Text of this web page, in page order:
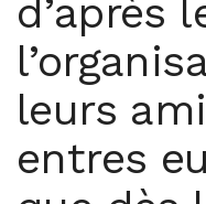
d’après
leurs
entres